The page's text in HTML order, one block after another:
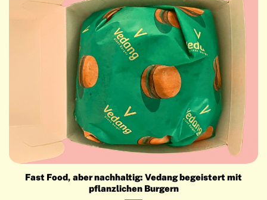
Fast Food, aber nachhaltig: Vedang begeistert mit
pflanzlichen Burgern